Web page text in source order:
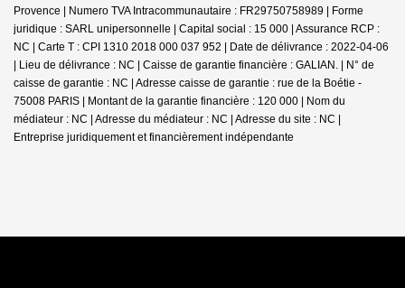
Provence | Numero TVA Intracommunautaire : FR29750758989 | Forme
juridique : SARL unipersonnelle | Capital social : 15 000 | Assurance RCP :
NC | Carte T : CPI 1310 2018 000 037 952 | Date de délivrance : 2022-04-06
| Lieu de délivrance : NC | Caisse de garantie financière : GALIAN. | N° de
caisse de garantie : NC | Adresse caisse de garantie : rue de la Boétie -
75008 PARIS | Montant de la garantie financière : 120 000 | Nom du
médiateur : NC | Adresse du médiateur : NC | Adresse du site : NC |
Entreprise juridiquement et financièrement indépendante